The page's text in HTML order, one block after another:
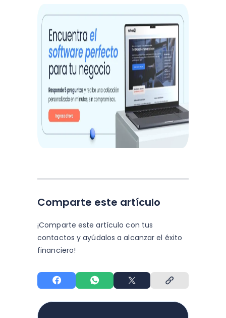
Comparte este artículo
¡Comparte este artículo con tus
contactos y ayúdalos a alcanzar el éxito
financiero!